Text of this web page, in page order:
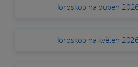
Horoskop na duben
Horoskop na květen